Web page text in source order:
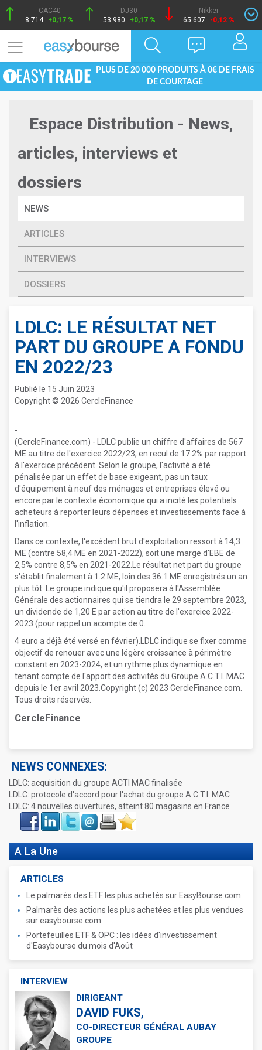
CAC40
8 714 +0,17 %
DJ30
53 980
+0,17 %
Nikkei
65 607
-0,12 %
PLUS DE 20 000 PRODUITS À 0€ DE FRAIS
DE COURTAGE
Espace Distribution - News,
articles, interviews et
dossiers
NEWS
ARTICLES
INTERVIEWS
DOSSIERS
LDLC: LE RÉSULTAT NET
PART DU GROUPE A FONDU
EN 2022/23
Publié le 15 Juin 2023
Copyright © 2026 CercleFinance
-
(CercleFinance.com) - LDLC publie un chiffre d'affaires de 567
ME au titre de l'exercice 2022/23, en recul de 17.2% par rapport
à l'exercice précédent. Selon le groupe, l'activité a été
pénalisée par un effet de base exigeant, pas un taux
d'équipement à neuf des ménages et entreprises élevé ou
encore par le contexte économique qui a incité les potentiels
acheteurs à reporter leurs dépenses et investissements face à
l'inflation.
Dans ce contexte, l'excédent brut d'exploitation ressort à 14,3
ME (contre 58,4 ME en 2021-2022), soit une marge d'EBE de
2,5% contre 8,5% en 2021-2022.Le résultat net part du groupe
s'établit finalement à 1.2 ME, loin des 36.1 ME enregistrés un an
plus tôt. Le groupe indique qu'il proposera à l'Assemblée
Générale des actionnaires qui se tiendra le 29 septembre 2023,
un dividende de 1,20 E par action au titre de l'exercice 2022-
2023 (pour rappel un acompte de 0.
4 euro a déjà été versé en février).LDLC indique se fixer comme
objectif de renouer avec une légère croissance à périmètre
constant en 2023-2024, et un rythme plus dynamique en
tenant compte de l'apport des activités du Groupe A.C.T.I. MAC
depuis le 1er avril 2023.Copyright (c) 2023 CercleFinance.com.
Tous droits réservés.
CercleFinance
NEWS CONNEXES:
LDLC: acquisition du groupe ACTI MAC finalisée
LDLC: protocole d'accord pour l'achat du groupe A.C.T.I. MAC
LDLC: 4 nouvelles ouvertures, atteint 80 magasins en France
Face
book
LinkIn Twitter Envoyer ImprimerFavoris
A La Une
ARTICLES
Le palmarès des ETF les plus achetés sur EasyBourse.com
Palmarès des actions les plus achetées et les plus vendues
sur easybourse.com
Portefeuilles ETF & OPC : les idées d'investissement
d'Easybourse du mois d'Août
INTERVIEW
DIRIGEANT
DAVID FUKS,
CO-DIRECTEUR GÉNÉRAL AUBAY
GROUPE